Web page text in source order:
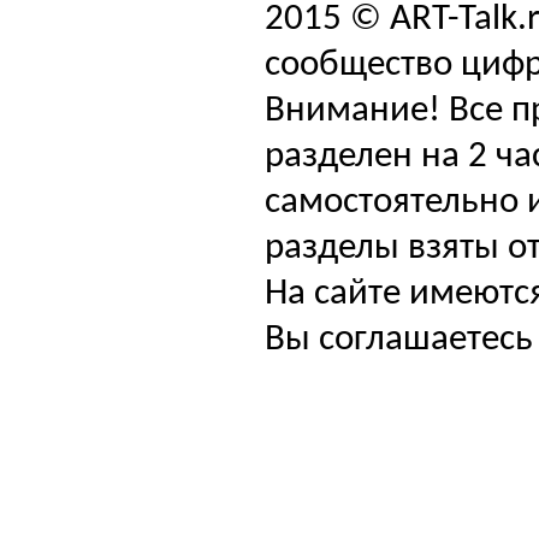
2015 © ART-
сообщество
Внимание! Все
разделен на 2
самостоятельно
разделы взяты
На сайте
Вы